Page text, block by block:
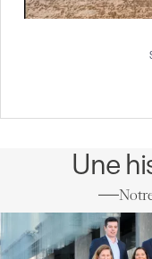
Une